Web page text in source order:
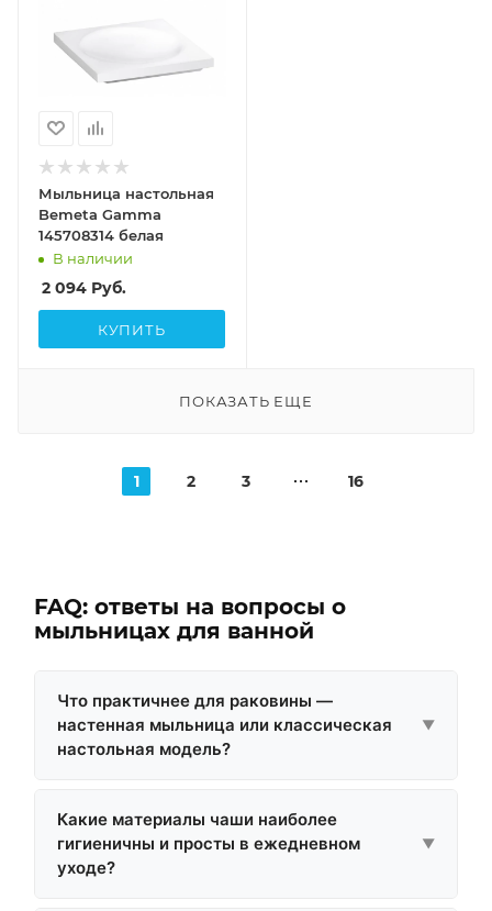
Мыльница настольная
Bemeta Gamma
145708314 белая
В наличии
2 094 Руб.
КУПИТЬ
ПОКАЗАТЬ ЕЩЕ
1 2 3 16
FAQ: ответы на вопросы о
мыльницах для ванной
Что практичнее для раковины —
настенная мыльница или классическая
настольная модель?
▼
Настенные варианты идеальны для экономии
полезной площади околораковинной зоны,
полностью исключают риск случайного падения
аксессуара на пол и существенно облегчают
Какие материалы чаши наиболее
гигиеничны и просты в ежедневном
уходе?
▼